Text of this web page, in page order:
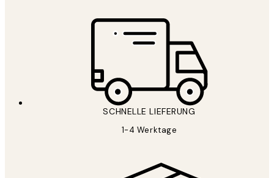
SCHNELLE LIEFERUNG
1-4 Werktage